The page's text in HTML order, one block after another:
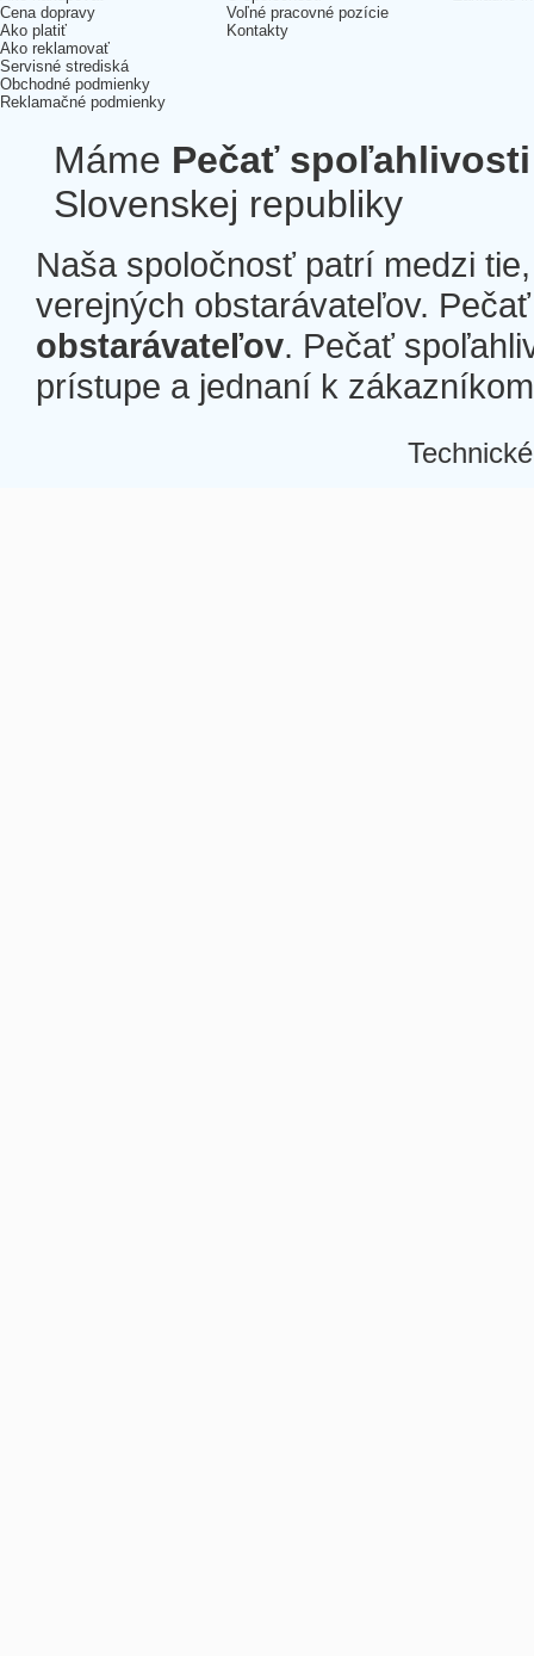
Cena dopravy
Ako platiť
Ako reklamovať
Servisné strediská
Obchodné podmienky
Reklamačné podmienky
Voľné pracovné pozície
Kontakty
Máme Pečať spoľahlivosti
Slovenskej republiky
Naša spoločnosť patrí medzi
verejných obstarávateľov.
obstarávateľov. Pečať
prístupe a jednaní k